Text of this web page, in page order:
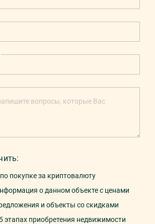
покупке за криптовалюту
о данном объекте с ценами
и объекты со скидками
этапах приобретения недвижимости